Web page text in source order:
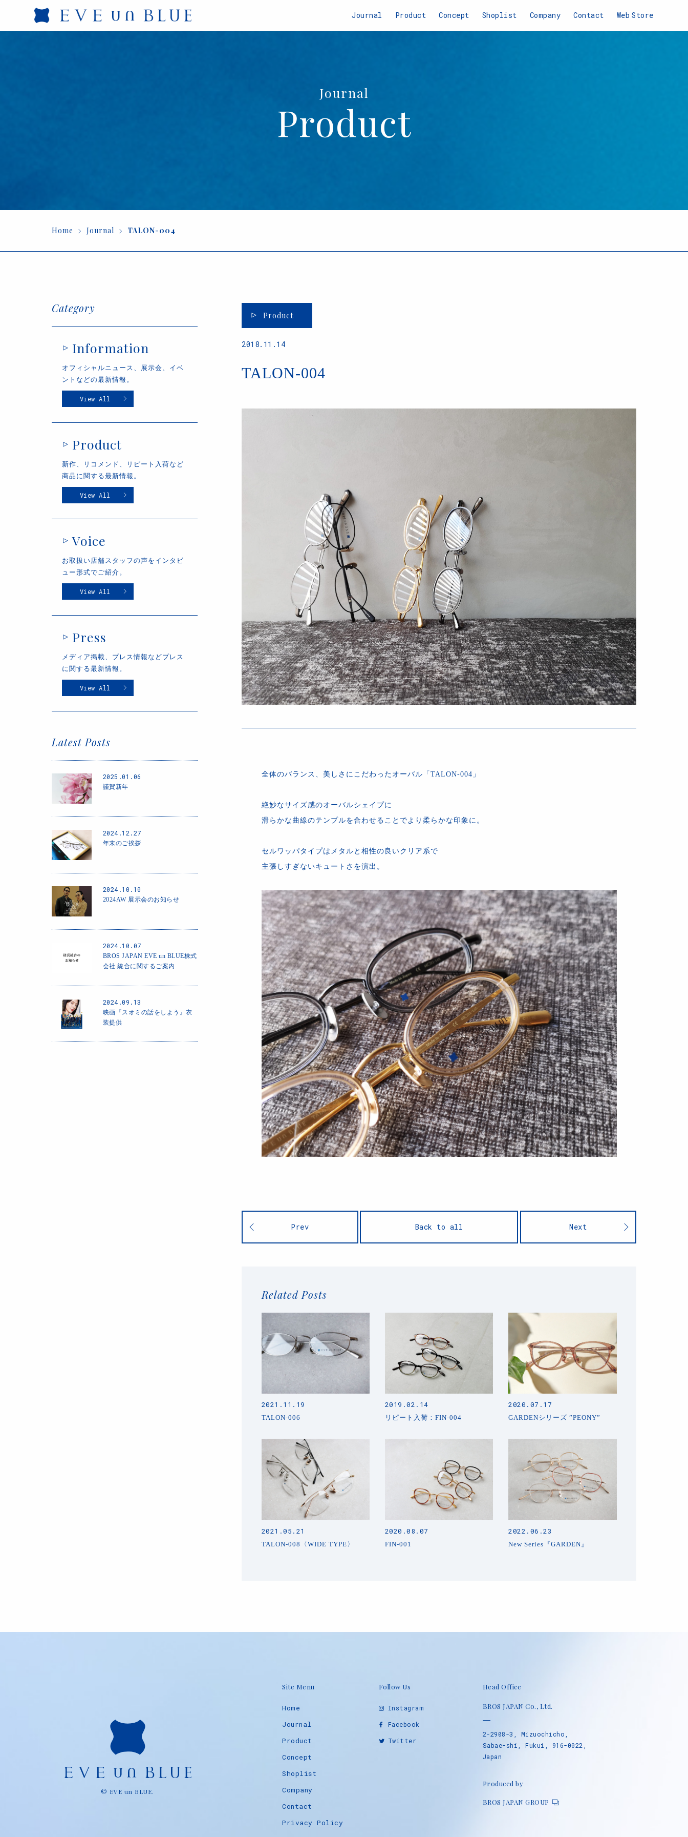
Journal Product Concept Shoplist Company Contact Web Store
Journal
Product
Home Journal TALON-004
Product
2018.11.14
TALON-004
全体のバランス、美しさにこだわったオーバル「TALON-004」
絶妙なサイズ感のオーバルシェイプに
滑らかな曲線のテンプルを合わせることでより柔らかな印象に。
セルワッパタイプはメタルと相性の良いクリア系で
主張しすぎないキュートさを演出。
Prev Back to all Next
Related Posts
2021.11.19
TALON-006
2019.02.14
リピート入荷：FIN-004
2020.07.17
GARDENシリーズ ”PEONY”
2021.05.21
TALON-008〈WIDE TYPE〉
2020.08.07
FIN-001
2022.06.23
New Series『GARDEN』
Category
Information
オフィシャルニュース、展示会、イベ
ントなどの最新情報。
View All
Product
新作、リコメンド、リピート入荷など
商品に関する最新情報。
View All
Voice
お取扱い店舗スタッフの声をインタビ
ュー形式でご紹介。
View All
Press
メディア掲載、プレス情報などプレス
に関する最新情報。
View All
Latest Posts
2025.01.06
謹賀新年
2024.12.27
年末のご挨拶
2024.10.10
2024AW 展示会のお知らせ
2024.10.07
BROS JAPAN EVE un BLUE株式
会社 統合に関するご案内
2024.09.13
映画『スオミの話をしよう』衣
装提供
Site Menu
Home
Journal
Product
Concept
Shoplist
Company
Contact
Privacy Policy
Follow Us
Instagram
Facebook
Twitter
Head Office
BROS JAPAN Co., Ltd.
2-2908-3, Mizuochicho,
Sabae-shi, Fukui, 916-0022,
Japan
Produced by
BROS JAPAN GROUP
© EVE un BLUE.